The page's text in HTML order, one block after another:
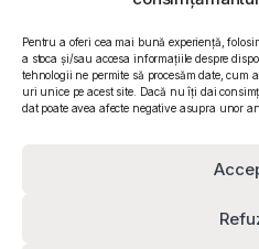
Pentru a oferi cea mai bună experiență,
a stoca și/sau accesa informațiile despre
tehnologii ne permite să procesăm date,
uri unice pe acest site. Dacă nu îți dai
dat poate avea afecte negative asupra unor
©2010 – 2024